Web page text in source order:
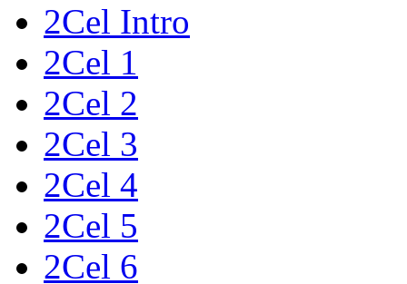
2Cel Intro
2Cel 1
2Cel 2
2Cel 3
2Cel 4
2Cel 5
2Cel 6